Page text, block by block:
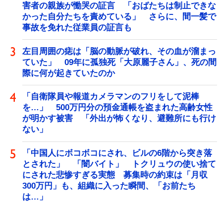
害者の親族が慟哭の証言 「おばたちは制止できな
かった自分たちを責めている」 さらに、間一髪で
事故を免れた従業員の証言も
左目周囲の痣は「脳の動脈が破れ、その血が溜まっ
ていた」 09年に孤独死「大原麗子さん」、死の間
際に何が起きていたのか
「自衛隊員や報道カメラマンのフリをして泥棒
を…」 500万円分の預金通帳を盗まれた高齢女性
が明かす被害 「外出が怖くなり、避難所にも行け
ない」
「中国人にボコボコにされ、ビルの6階から突き落
とされた」 「闇バイト」 トクリュウの使い捨て
にされた悲惨すぎる実態 募集時の約束は「月収
300万円」も、組織に入った瞬間、「お前たち
は…」